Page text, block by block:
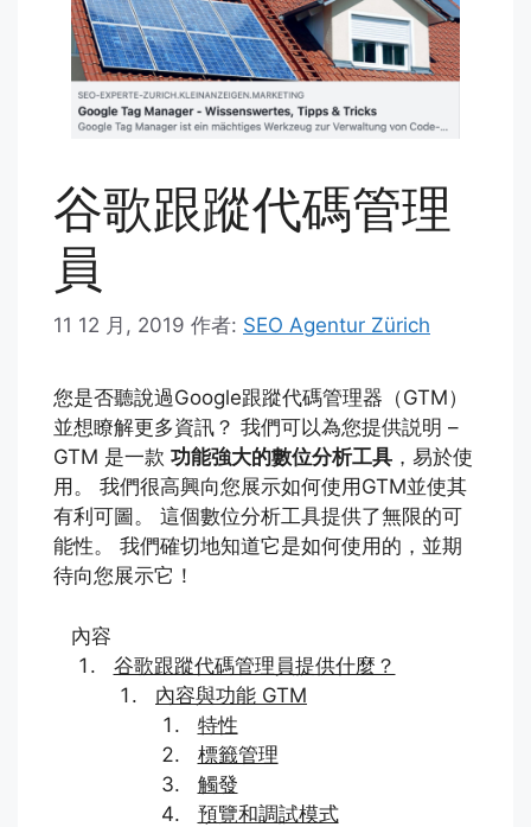
谷歌跟蹤代碼管理
員
11 12 月, 2019 作者: SEO Agentur Zürich
您是否聽說過Google跟蹤代碼管理器（GTM）
並想瞭解更多資訊？ 我們可以為您提供説明 –
GTM 是一款 功能強大的數位分析工具 ，易於使
用。 我們很高興向您展示如何使用GTM並使其
有利可圖。 這個數位分析工具提供了無限的可
能性。 我們確切地知道它是如何使用的，並期
待向您展示它！
內容
谷歌跟蹤代碼管理員提供什麼？
內容與功能 GTM
特性
標籤管理
觸發
預覽和調試模式